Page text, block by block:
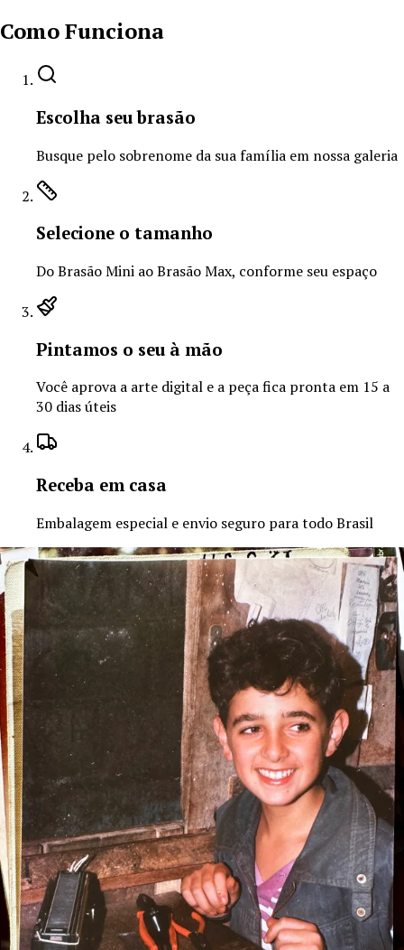
Como Funciona
Escolha seu brasão
Busque pelo sobrenome da sua família em nossa galeria
Selecione o tamanho
Do Brasão Mini ao Brasão Max, conforme seu espaço
Pintamos o seu à mão
Você aprova a arte digital e a peça fica pronta em 15 a
30 dias úteis
Receba em casa
Embalagem especial e envio seguro para todo Brasil